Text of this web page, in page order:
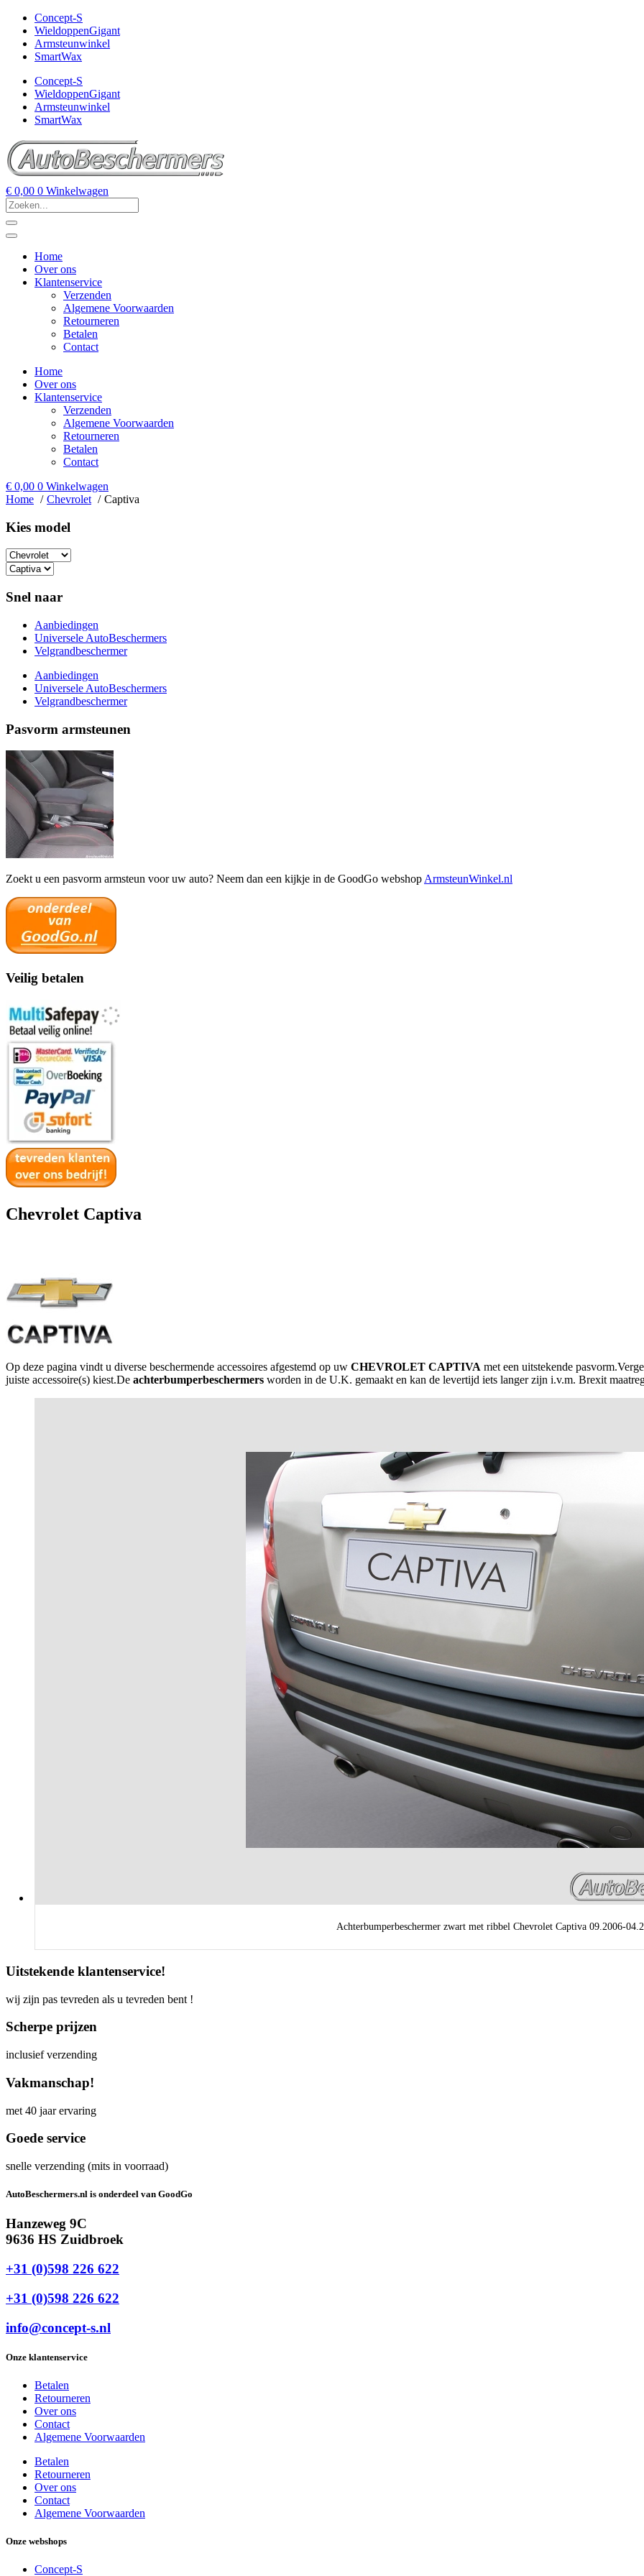
Concept-S
WieldoppenGigant
Armsteunwinkel
SmartWax
Concept-S
WieldoppenGigant
Armsteunwinkel
SmartWax
€ 0,00 0 Winkelwagen
Home
Over ons
Klantenservice
Verzenden
Algemene Voorwaarden
Retourneren
Betalen
Contact
Home
Over ons
Klantenservice
Verzenden
Algemene Voorwaarden
Retourneren
Betalen
Contact
€ 0,00 0 Winkelwagen
Home
Chevrolet Captiva
Kies model​
Snel naar
Aanbiedingen
Universele AutoBeschermers
Velgrandbeschermer
Aanbiedingen
Universele AutoBeschermers
Velgrandbeschermer
Pasvorm armsteunen
Zoekt u een pasvorm armsteun voor uw auto? Neem dan een kijkje in de GoodGo webshop ArmsteunWinkel.nl
Veilig betalen
Chevrolet Captiva
Op deze pagina vindt u diverse beschermende accessoires afgestemd op uw CHEVROLET CAPTIVA met een uitstekende
juiste accessoire(s) kiest.De achterbumperbeschermers worden in de U.K. gemaakt en kan de levertijd iets langer zijn i.v.m. Brexit
Achterbumperbeschermer zwart met ribbel Chevrolet Captiva 09.2006-
Uitstekende klantenservice!
wij zijn pas tevreden als u tevreden bent !
Scherpe prijzen
inclusief verzending
Vakmanschap!
met 40 jaar ervaring
Goede service
snelle verzending (mits in voorraad)
AutoBeschermers.nl is onderdeel van GoodGo
Hanzeweg 9C
9636 HS Zuidbroek
+31 (0)598 226 622
+31 (0)598 226 622
info@concept-s.nl
Onze klantenservice
Betalen
Retourneren
Over ons
Contact
Algemene Voorwaarden
Betalen
Retourneren
Over ons
Contact
Algemene Voorwaarden
Onze webshops
Concept-S